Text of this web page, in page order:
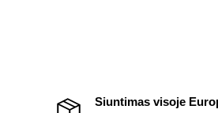
Siuntimas visoje